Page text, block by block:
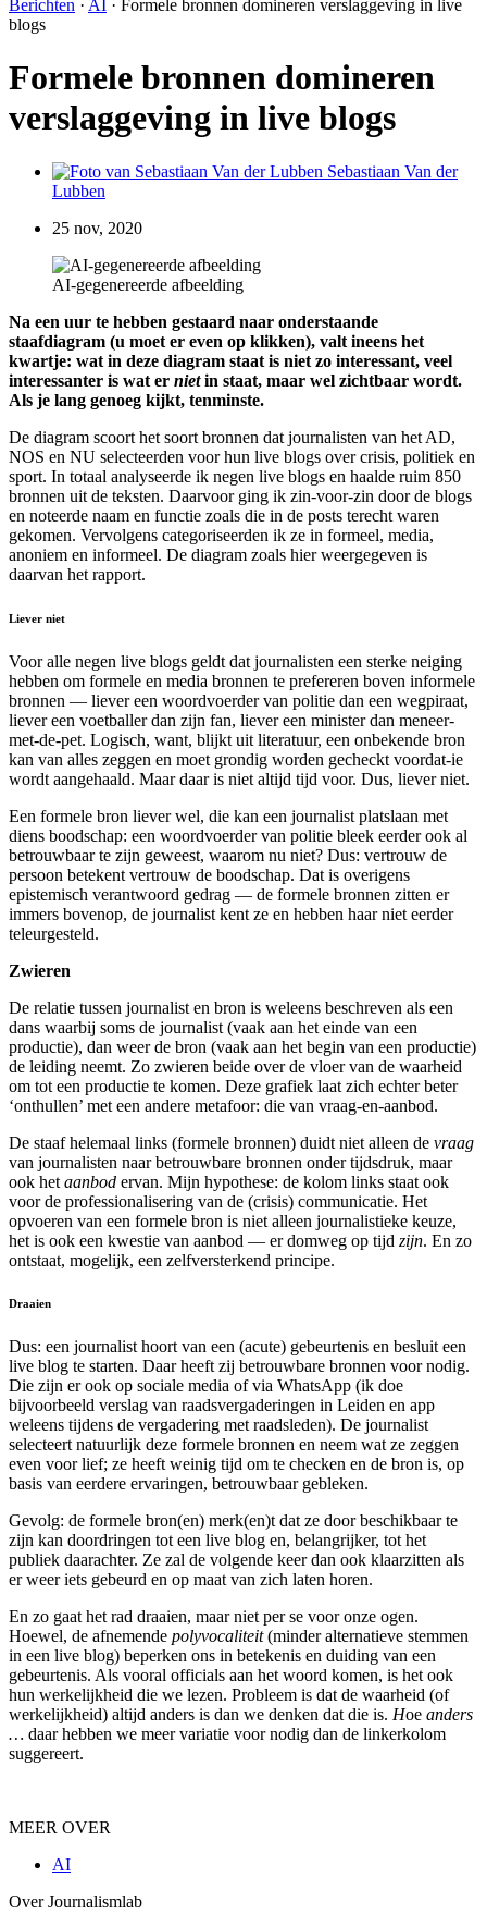
Berichten · AI · Formele bronnen domineren verslaggeving in live
blogs
Formele bronnen domineren
verslaggeving in live blogs
Sebastiaan Van der
Lubben
25 nov, 2020
AI-gegenereerde afbeelding
Na een uur te hebben gestaard naar onderstaande
staafdiagram (u moet er even op klikken), valt ineens het
kwartje: wat in deze diagram staat is niet zo interessant, veel
interessanter is wat er nietin staat, maar wel zichtbaar wordt.
Als je lang genoeg kijkt, tenminste.
De diagram scoort het soort bronnen dat journalisten van het AD,
NOS en NU selecteerden voor hun live blogs over crisis, politiek en
sport. In totaal analyseerde ik negen live blogs en haalde ruim 850
bronnen uit de teksten. Daarvoor ging ik zin-voor-zin door de blogs
en noteerde naam en functie zoals die in de posts terecht waren
gekomen. Vervolgens categoriseerden ik ze in formeel, media,
anoniem en informeel. De diagram zoals hier weergegeven is
daarvan het rapport.
Liever niet
Voor alle negen live blogs geldt dat journalisten een sterke neiging
hebben om formele en media bronnen te prefereren boven informele
bronnen — liever een woordvoerder van politie dan een wegpiraat,
liever een voetballer dan zijn fan, liever een minister dan meneer-
met-de-pet. Logisch, want, blijkt uit literatuur, een onbekende bron
kan van alles zeggen en moet grondig worden gecheckt voordat-ie
wordt aangehaald. Maar daar is niet altijd tijd voor. Dus, liever niet.
Een formele bron liever wel, die kan een journalist platslaan met
diens boodschap: een woordvoerder van politie bleek eerder ook al
betrouwbaar te zijn geweest, waarom nu niet? Dus: vertrouw de
persoon betekent vertrouw de boodschap. Dat is overigens
epistemisch verantwoord gedrag — de formele bronnen zitten er
immers bovenop, de journalist kent ze en hebben haar niet eerder
teleurgesteld.
Zwieren
De relatie tussen journalist en bron is weleens beschreven als een
dans waarbij soms de journalist (vaak aan het einde van een
productie), dan weer de bron (vaak aan het begin van een productie)
de leiding neemt. Zo zwieren beide over de vloer van de waarheid
om tot een productie te komen. Deze grafiek laat zich echter beter
‘onthullen’ met een andere metafoor: die van vraag-en-aanbod.
De staaf helemaal links (formele bronnen) duidt niet alleen de vraag
van journalisten naar betrouwbare bronnen onder tijdsdruk, maar
ook het aanbod ervan. Mijn hypothese: de kolom links staat ook
voor de professionalisering van de (crisis) communicatie. Het
opvoeren van een formele bron is niet alleen journalistieke keuze,
het is ook een kwestie van aanbod — er domweg op tijd zijn. En zo
ontstaat, mogelijk, een zelfversterkend principe.
Draaien
Dus: een journalist hoort van een (acute) gebeurtenis en besluit een
live blog te starten. Daar heeft zij betrouwbare bronnen voor nodig.
Die zijn er ook op sociale media of via WhatsApp (ik doe
bijvoorbeeld verslag van raadsvergaderingen in Leiden en app
weleens tijdens de vergadering met raadsleden). De journalist
selecteert natuurlijk deze formele bronnen en neem wat ze zeggen
even voor lief; ze heeft weinig tijd om te checken en de bron is, op
basis van eerdere ervaringen, betrouwbaar gebleken.
Gevolg: de formele bron(en) merk(en)t dat ze door beschikbaar te
zijn kan doordringen tot een live blog en, belangrijker, tot het
publiek daarachter. Ze zal de volgende keer dan ook klaarzitten als
er weer iets gebeurd en op maat van zich laten horen.
En zo gaat het rad draaien, maar niet per se voor onze ogen.
Hoewel, de afnemende polyvocaliteit(minder alternatieve stemmen
in een live blog) beperken ons in betekenis en duiding van een
gebeurtenis. Als vooral officials aan het woord komen, is het ook
hun werkelijkheid die we lezen. Probleem is dat de waarheid (of
werkelijkheid) altijd anders is dan we denken dat die is. Hoe anders
… daar hebben we meer variatie voor nodig dan de linkerkolom
suggereert.
MEER OVER
AI
Over Journalismlab